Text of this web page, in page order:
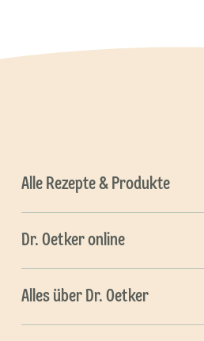
Alle Rezepte & Produkte
Dr. Oetker online
Alles über Dr. Oetker